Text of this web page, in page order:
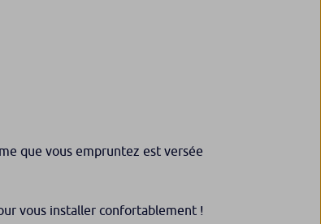
que vous empruntez est versée
vous installer confortablement !